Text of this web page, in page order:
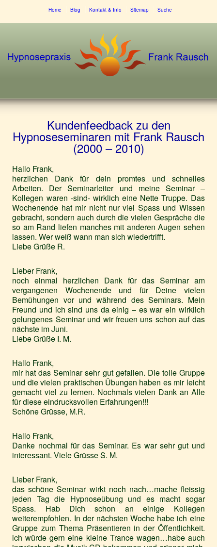
Home Blog Kontakt & Info Sitemap Suche
Kundenfeedback zu den
Hypnoseseminaren mit Frank Rausch
(2000 – 2010)
Hallo Frank,
herzlichen Dank für dein promtes und schnelles
Arbeiten. Der Seminarleiter und meine Seminar –
Kollegen waren -sind- wirklich eine Nette Truppe. Das
Wochenende hat mir nicht nur viel Spass und Wissen
gebracht, sondern auch durch die vielen Gespräche die
so am Rand liefen manches mit anderen Augen sehen
lassen. Wer weiß wann man sich wiedertrifft.
Liebe Grüße R.
Lieber Frank,
noch einmal herzlichen Dank für das Seminar am
vergangenen Wochenende und für Deine vielen
Bemühungen vor und während des Seminars. Mein
Freund und ich sind uns da einig – es war ein wirklich
gelungenes Seminar und wir freuen uns schon auf das
nächste im Juni.
Liebe Grüße I. M.
Hallo Frank,
mir hat das Seminar sehr gut gefallen. Die tolle Gruppe
und die vielen praktischen Übungen haben es mir leicht
gemacht viel zu lernen. Nochmals vielen Dank an Alle
für diese eindrucksvollen Erfahrungen!!!
Schöne Grüsse, M.R.
Hallo Frank,
Danke nochmal für das Seminar. Es war sehr gut und
interessant. Viele Grüsse S. M.
Lieber Frank,
das schöne Seminar wirkt noch nach…mache fleissig
jeden Tag die Hypnoseübung und es macht sogar
Spass. Hab Dich schon an einige Kollegen
weiterempfohlen. In der nächsten Woche habe ich eine
Gruppe zum Thema Präsentieren in der Öffentlichkeit.
ich würde gern eine kleine Trance wagen…habe auch